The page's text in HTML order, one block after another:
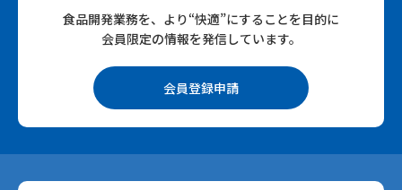
食品開発業務を、より“快適”にすることを目的に
会員限定の情報を発信しています。
会員登録申請